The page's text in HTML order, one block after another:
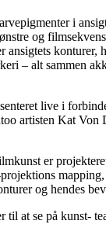
i
og
ansigtets konturer,
– alt sammen
live i
artisten Kat Von
er
og hendes
til at se på kunst-